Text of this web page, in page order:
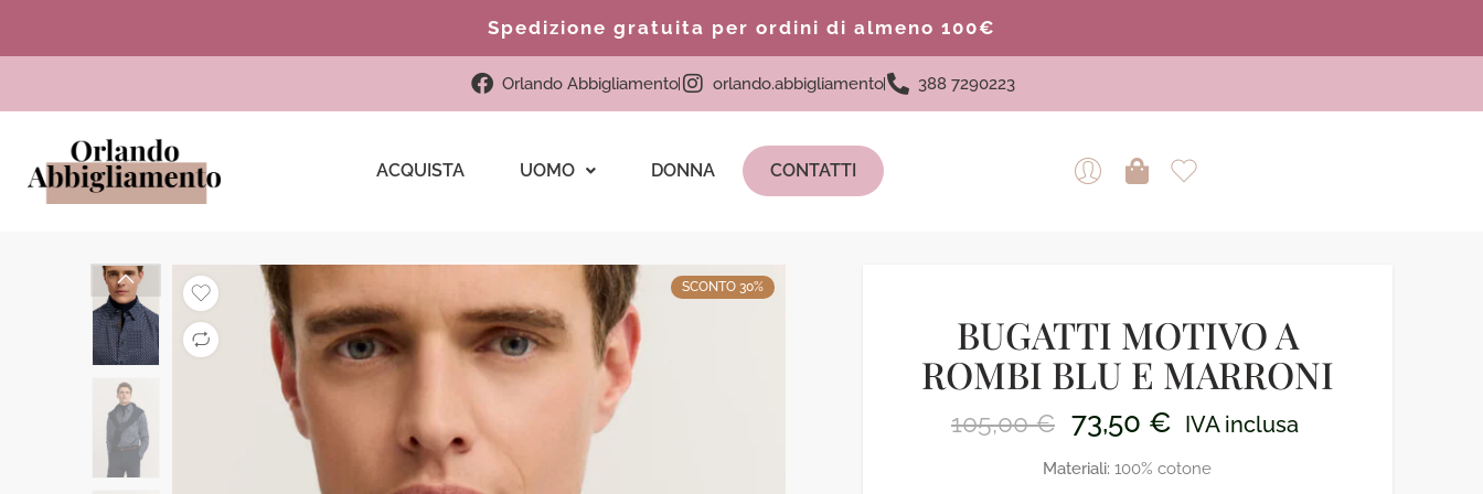
Spedizione gratuita per ordini di almeno 100€
Orlando Abbigliamento orlando.abbigliamento 388 7290223
ACQUISTA UOMO DONNA CONTATTI
SCONTO 30%
BUGATTI MOTIVO A
ROMBI BLU E MARRONI
105,00€ 73,50 € IVA inclusa
Materiali: 100% cotone